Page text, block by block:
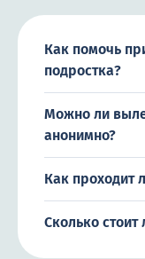
Как помочь
подростка?
Можно ли
анонимно?
Как проходит
Сколько